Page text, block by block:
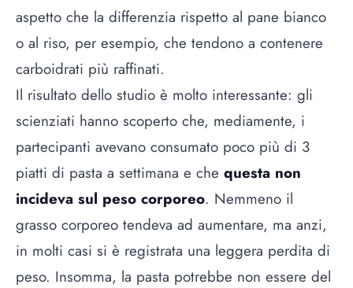
aspetto che la differenzia rispetto al pane bianco
o al riso, per esempio, che tendono a contenere
carboidrati più raffinati.
Il risultato dello studio è molto interessante: gli
scienziati hanno scoperto che, mediamente, i
partecipanti avevano consumato poco più di 3
piatti di pasta a settimana e che questa non
incideva sul peso corporeo. Nemmeno il
grasso corporeo tendeva ad aumentare, ma anzi,
in molti casi si è registrata una leggera perdita di
peso. Insomma, la pasta potrebbe non essere del